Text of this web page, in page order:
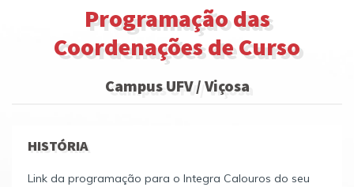
Programação das
Coordenações de Curso
Campus UFV / Viçosa
HISTÓRIA
Link da programação para o Integra Calouros do seu